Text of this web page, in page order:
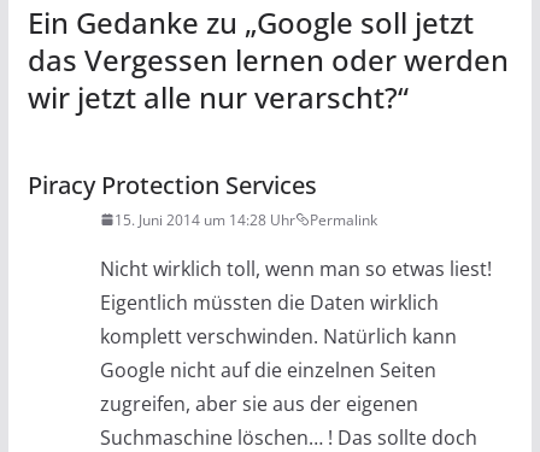
Ein Gedanke zu „Google soll jetzt
das Vergessen lernen oder werden
wir jetzt alle nur verarscht?“
Piracy Protection Services
15. Juni 2014 um 14:28 Uhr Permalink
Nicht wirklich toll, wenn man so etwas liest!
Eigentlich müssten die Daten wirklich
komplett verschwinden. Natürlich kann
Google nicht auf die einzelnen Seiten
zugreifen, aber sie aus der eigenen
Suchmaschine löschen… ! Das sollte doch